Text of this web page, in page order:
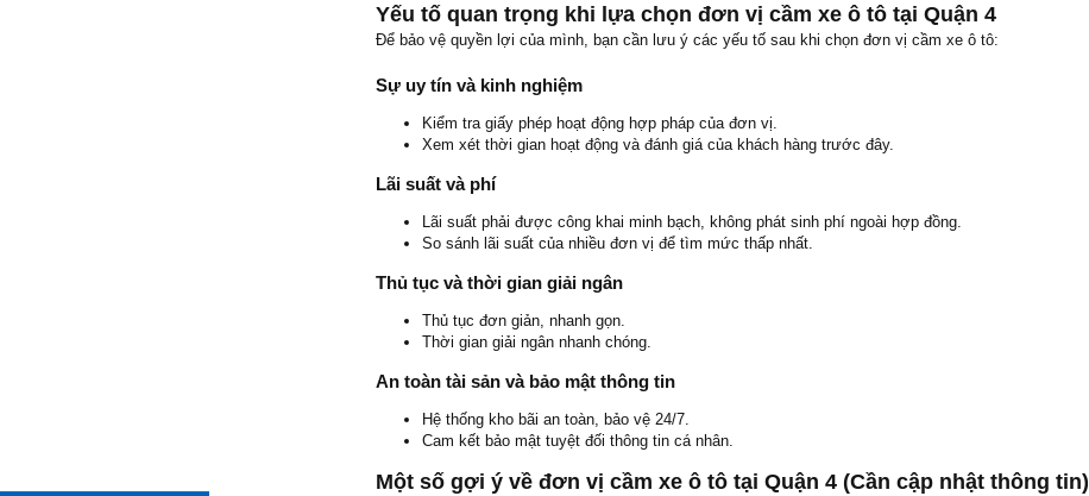
Yếu tố quan trọng khi lựa chọn đơn vị cầm xe ô tô tại Quận 4
Để bảo vệ quyền lợi của mình, bạn cần lưu ý các yếu tố sau khi chọn đơn vị cầm xe ô tô:
Sự uy tín và kinh nghiệm
Kiểm tra giấy phép hoạt động hợp pháp của đơn vị.
Xem xét thời gian hoạt động và đánh giá của khách hàng trước đây.
Lãi suất và phí
Lãi suất phải được công khai minh bạch, không phát sinh phí ngoài hợp đồng.
So sánh lãi suất của nhiều đơn vị để tìm mức thấp nhất.
Thủ tục và thời gian giải ngân
Thủ tục đơn giản, nhanh gọn.
Thời gian giải ngân nhanh chóng.
An toàn tài sản và bảo mật thông tin
Hệ thống kho bãi an toàn, bảo vệ 24/7.
Cam kết bảo mật tuyệt đối thông tin cá nhân.
Một số gợi ý về đơn vị cầm xe ô tô tại Quận 4 (Cần cập nhật thông tin)